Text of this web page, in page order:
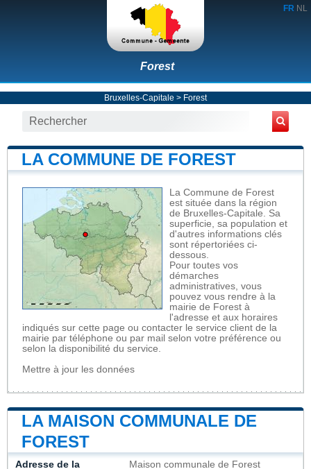
FR NL
Forest
Bruxelles-Capitale > Forest
LA COMMUNE DE FOREST
La Commune de Forest
est située dans la région
de Bruxelles-Capitale. Sa
superficie, sa population et
d'autres informations clés
sont répertoriées ci-
dessous.
Pour toutes vos
démarches
administratives, vous
pouvez vous rendre à la
mairie de Forest à
l'adresse et aux horaires
indiqués sur cette page ou contacter le service client de la
mairie par téléphone ou par mail selon votre préférence ou
selon la disponibilité du service.
Mettre à jour les données
LA MAISON COMMUNALE DE
FOREST
Adresse de la
Maison communale de Forest